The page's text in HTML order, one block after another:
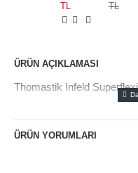
TL
TL
ÜRÜN AÇIKLAMASI
Thomastik Infeld
ÜRÜN YORUMLARI